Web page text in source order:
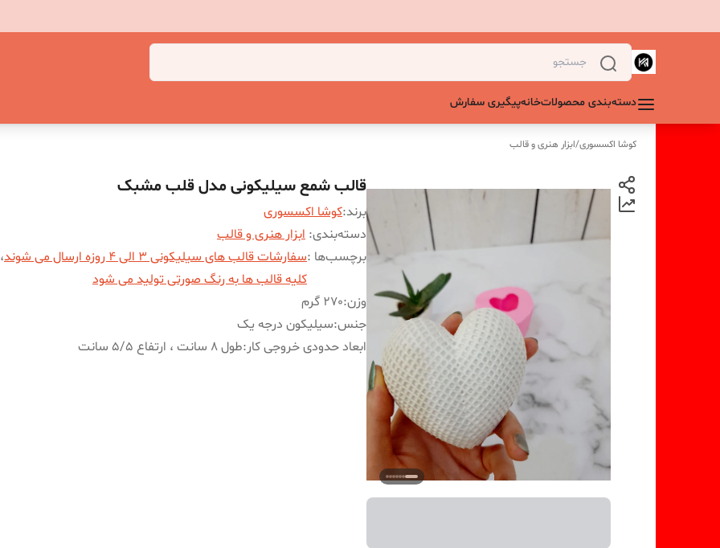
دسته‌بندی محصولاتخانهپیگیری سفارش
کوشا اکسسوری/ابزار هنری و قالب
قالب شمع سیلیکونی مدل قلب مشبک
برند:کوشا اکسسوری
دسته‌بندی: ابزار هنری و قالب
برچسب‌ها :سفارشات قالب های سیلیکونی 3 الی 4 روزه ارسال می شوند
،
کلیه قالب ها به رنگ صورتی تولید می شود
وزن:270 گرم
جنس:سیلیکون درجه یک
ابعاد حدودی خروجی کار:طول 8 سانت ، ارتفاع 5/5 سانت